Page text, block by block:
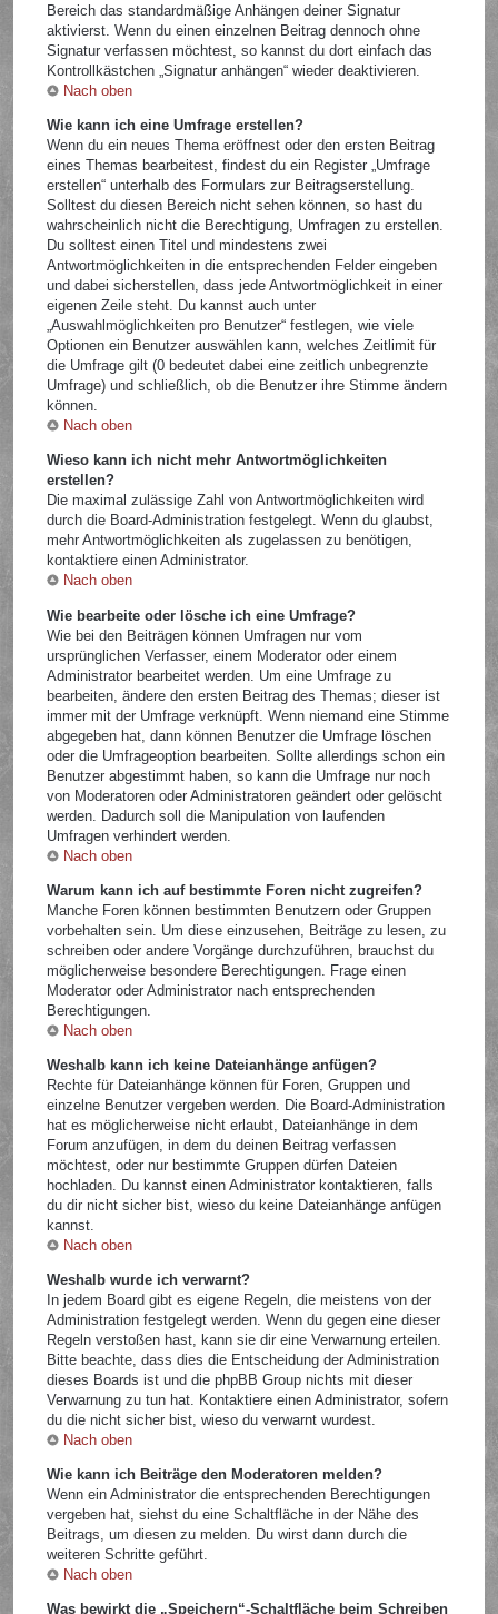
Bereich das standardmäßige Anhängen deiner Signatur
aktivierst. Wenn du einen einzelnen Beitrag dennoch ohne
Signatur verfassen möchtest, so kannst du dort einfach das
Kontrollkästchen „Signatur anhängen“ wieder deaktivieren.
Nach oben
Wie kann ich eine Umfrage erstellen?
Wenn du ein neues Thema eröffnest oder den ersten Beitrag
eines Themas bearbeitest, findest du ein Register „Umfrage
erstellen“ unterhalb des Formulars zur Beitragserstellung.
Solltest du diesen Bereich nicht sehen können, so hast du
wahrscheinlich nicht die Berechtigung, Umfragen zu erstellen.
Du solltest einen Titel und mindestens zwei
Antwortmöglichkeiten in die entsprechenden Felder eingeben
und dabei sicherstellen, dass jede Antwortmöglichkeit in einer
eigenen Zeile steht. Du kannst auch unter
„Auswahlmöglichkeiten pro Benutzer“ festlegen, wie viele
Optionen ein Benutzer auswählen kann, welches Zeitlimit für
die Umfrage gilt (0 bedeutet dabei eine zeitlich unbegrenzte
Umfrage) und schließlich, ob die Benutzer ihre Stimme ändern
können.
Nach oben
Wieso kann ich nicht mehr Antwortmöglichkeiten
erstellen?
Die maximal zulässige Zahl von Antwortmöglichkeiten wird
durch die Board-Administration festgelegt. Wenn du glaubst,
mehr Antwortmöglichkeiten als zugelassen zu benötigen,
kontaktiere einen Administrator.
Nach oben
Wie bearbeite oder lösche ich eine Umfrage?
Wie bei den Beiträgen können Umfragen nur vom
ursprünglichen Verfasser, einem Moderator oder einem
Administrator bearbeitet werden. Um eine Umfrage zu
bearbeiten, ändere den ersten Beitrag des Themas; dieser ist
immer mit der Umfrage verknüpft. Wenn niemand eine Stimme
abgegeben hat, dann können Benutzer die Umfrage löschen
oder die Umfrageoption bearbeiten. Sollte allerdings schon ein
Benutzer abgestimmt haben, so kann die Umfrage nur noch
von Moderatoren oder Administratoren geändert oder gelöscht
werden. Dadurch soll die Manipulation von laufenden
Umfragen verhindert werden.
Nach oben
Warum kann ich auf bestimmte Foren nicht zugreifen?
Manche Foren können bestimmten Benutzern oder Gruppen
vorbehalten sein. Um diese einzusehen, Beiträge zu lesen, zu
schreiben oder andere Vorgänge durchzuführen, brauchst du
möglicherweise besondere Berechtigungen. Frage einen
Moderator oder Administrator nach entsprechenden
Berechtigungen.
Nach oben
Weshalb kann ich keine Dateianhänge anfügen?
Rechte für Dateianhänge können für Foren, Gruppen und
einzelne Benutzer vergeben werden. Die Board-Administration
hat es möglicherweise nicht erlaubt, Dateianhänge in dem
Forum anzufügen, in dem du deinen Beitrag verfassen
möchtest, oder nur bestimmte Gruppen dürfen Dateien
hochladen. Du kannst einen Administrator kontaktieren, falls
du dir nicht sicher bist, wieso du keine Dateianhänge anfügen
kannst.
Nach oben
Weshalb wurde ich verwarnt?
In jedem Board gibt es eigene Regeln, die meistens von der
Administration festgelegt werden. Wenn du gegen eine dieser
Regeln verstoßen hast, kann sie dir eine Verwarnung erteilen.
Bitte beachte, dass dies die Entscheidung der Administration
dieses Boards ist und die phpBB Group nichts mit dieser
Verwarnung zu tun hat. Kontaktiere einen Administrator, sofern
du die nicht sicher bist, wieso du verwarnt wurdest.
Nach oben
Wie kann ich Beiträge den Moderatoren melden?
Wenn ein Administrator die entsprechenden Berechtigungen
vergeben hat, siehst du eine Schaltfläche in der Nähe des
Beitrags, um diesen zu melden. Du wirst dann durch die
weiteren Schritte geführt.
Nach oben
Was bewirkt die „Speichern“-Schaltfläche beim Schreiben